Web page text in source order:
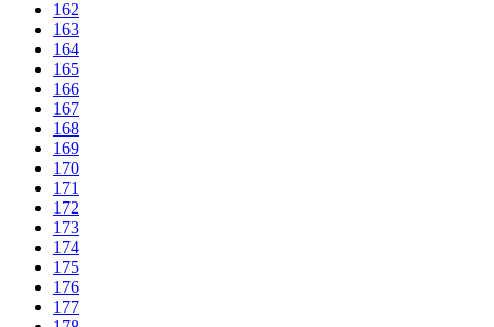
162
163
164
165
166
167
168
169
170
171
172
173
174
175
176
177